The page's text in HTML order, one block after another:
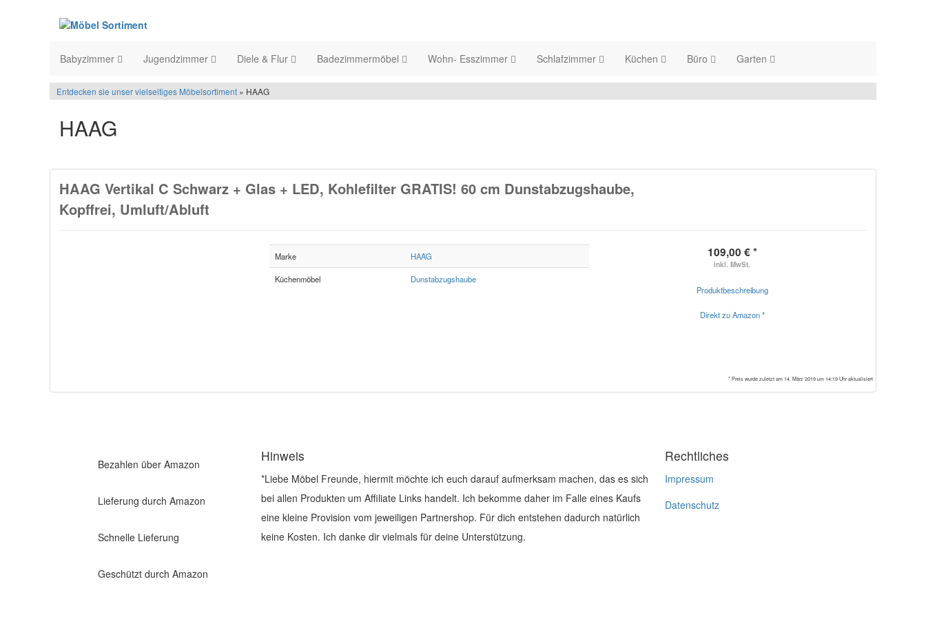
Babyzimmer Jugendzimmer Diele & Flur Badezimmermöbel Wohn- Esszimmer Schlafzimmer Küchen Büro Garten
Entdecken sie unser vielseitiges Möbelsortiment » HAAG
HAAG
HAAG Vertikal C Schwarz + Glas + LED, Kohlefilter GRATIS! 60 cm Dunstabzugshaube,
Kopffrei, Umluft/Abluft
Marke HAAG
Küchenmöbel Dunstabzugshaube
109,00 € *
inkl. MwSt.
Produktbeschreibung
Direkt zu Amazon *
* Preis wurde zuletzt am 14. März 2019 um 14:19 Uhr aktualisiert
Bezahlen über Amazon
Lieferung durch Amazon
Schnelle Lieferung
Geschützt durch Amazon
Hinweis
*Liebe Möbel Freunde, hiermit möchte ich euch darauf aufmerksam machen, das es sich
bei allen Produkten um Affiliate Links handelt. Ich bekomme daher im Falle eines Kaufs
eine kleine Provision vom jeweiligen Partnershop. Für dich entstehen dadurch natürlich
keine Kosten. Ich danke dir vielmals für deine Unterstützung.
Rechtliches
Impressum
Datenschutz